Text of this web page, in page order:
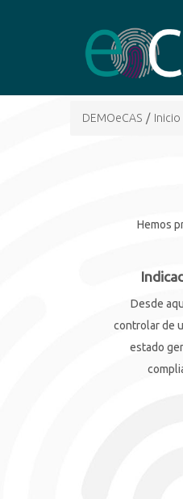
DEMOeCAS / Inicio
Hemos
Desde
controlar de
estado